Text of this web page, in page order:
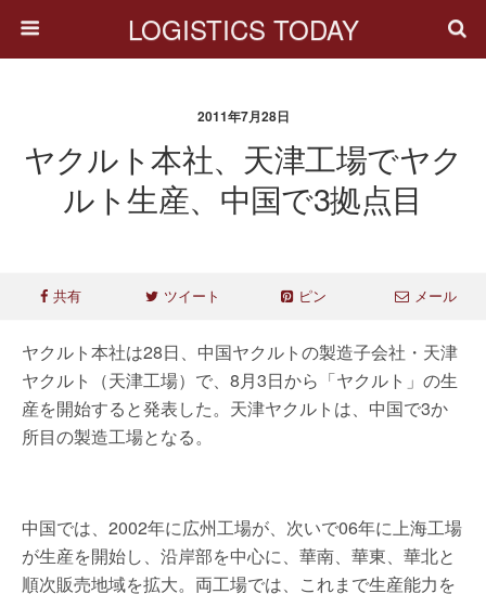
LOGISTICS TODAY
2011年7月28日
ヤクルト本社、天津工場でヤク
ルト生産、中国で3拠点目
共有 ツイート ピン メール
ヤクルト本社は28日、中国ヤクルトの製造子会社・天津
ヤクルト（天津工場）で、8月3日から「ヤクルト」の生
産を開始すると発表した。天津ヤクルトは、中国で3か
所目の製造工場となる。
中国では、2002年に広州工場が、次いで06年に上海工場
が生産を開始し、沿岸部を中心に、華南、華東、華北と
順次販売地域を拡大。両工場では、これまで生産能力を